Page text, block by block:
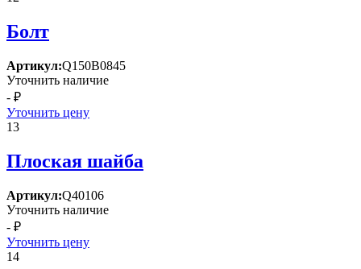
Болт
Артикул:Q150B0845
Уточнить наличие
- ₽
Уточнить цену
13
Плоская шайба
Артикул:Q40106
Уточнить наличие
- ₽
Уточнить цену
14